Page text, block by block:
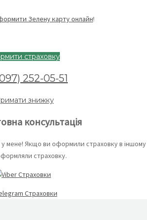
Зелену карту онлайн!
страховку
252-05-51
знижку
консультація
Якщо ви оформили страховку в іншому
страховку.